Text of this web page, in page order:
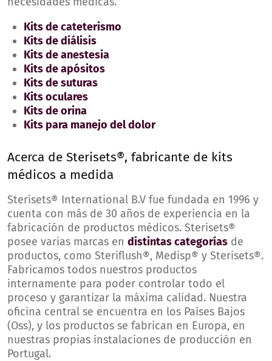
Kits de cateterismo
Kits de diálisis
Kits de anestesia
Kits de apósitos
Kits de suturas
Kits oculares
Kits de orina
Kits para manejo del dolor
Acerca de Sterisets®, fabricante de kits
médicos a medida
Sterisets® International B.V fue fundada en 1996 y
cuenta con más de 30 años de experiencia en la
fabricación de productos médicos. Sterisets®
posee varias marcas en distintas categorías de
productos, como Steriflush®, Medisp® y Sterisets®.
Fabricamos todos nuestros productos
internamente para poder controlar todo el
proceso y garantizar la máxima calidad. Nuestra
oficina central se encuentra en los Países Bajos
(Oss), y los productos se fabrican en Europa, en
nuestras propias instalaciones de producción en
Portugal.